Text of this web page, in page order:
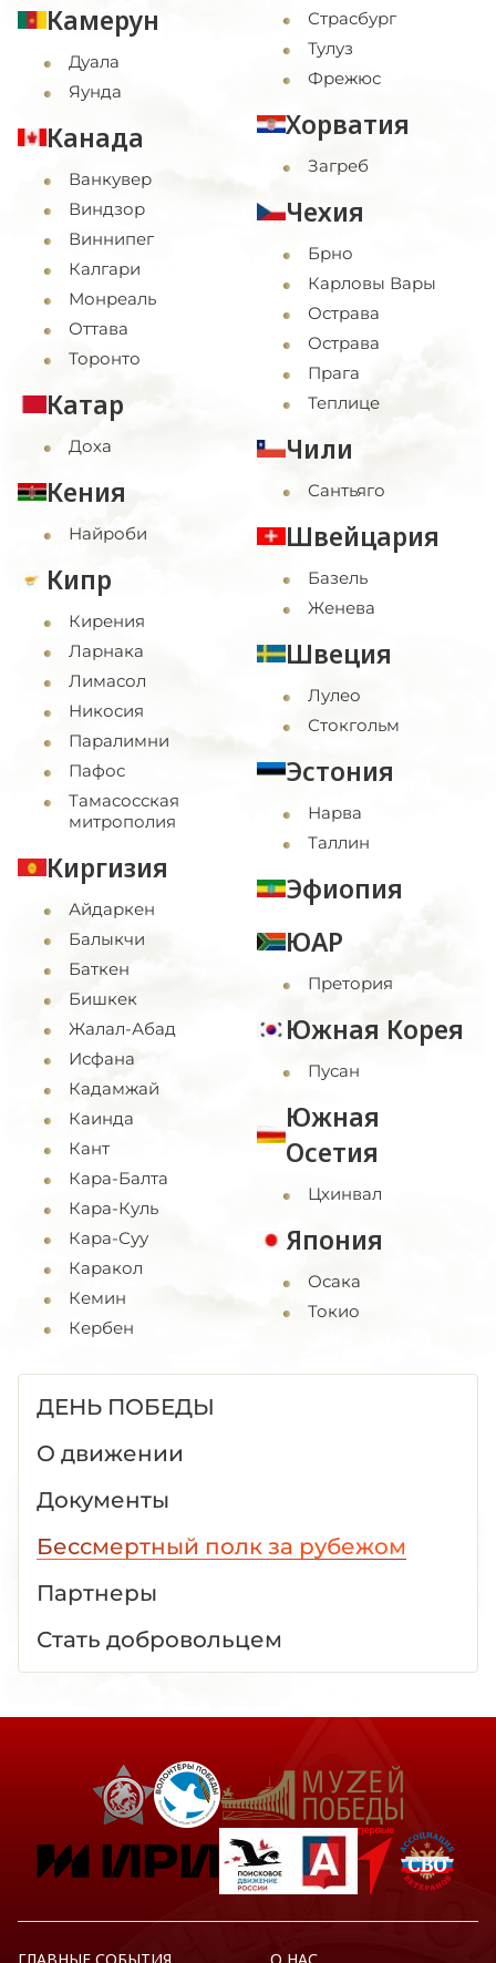
Камерун
Дуала
Яунда
Канада
Ванкувер
Виндзор
Виннипег
Калгари
Монреаль
Оттава
Торонто
Катар
Доха
Кения
Найроби
Кипр
Кирения
Ларнака
Лимасол
Никосия
Паралимни
Пафос
Тамасосская
митрополия
Киргизия
Айдаркен
Балыкчи
Баткен
Бишкек
Жалал-Абад
Исфана
Кадамжай
Каинда
Кант
Кара-Балта
Кара-Куль
Кара-Суу
Каракол
Кемин
Кербен
Страсбург
Тулуз
Фрежюс
Хорватия
Загреб
Чехия
Брно
Карловы Вары
Острава
Острава
Прага
Теплице
Чили
Сантьяго
Швейцария
Базель
Женева
Швеция
Лулео
Стокгольм
Эстония
Нарва
Таллин
Эфиопия
ЮАР
Претория
Южная Корея
Пусан
Южная
Осетия
Цхинвал
Япония
Осака
Токио
ДЕНЬ ПОБЕДЫ
О движении
Документы
Бессмертный полк за рубежом
Партнеры
Стать добровольцем